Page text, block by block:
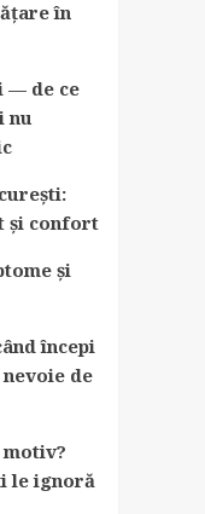
în
— de ce
nu
și confort
și
începi
de
le ignoră